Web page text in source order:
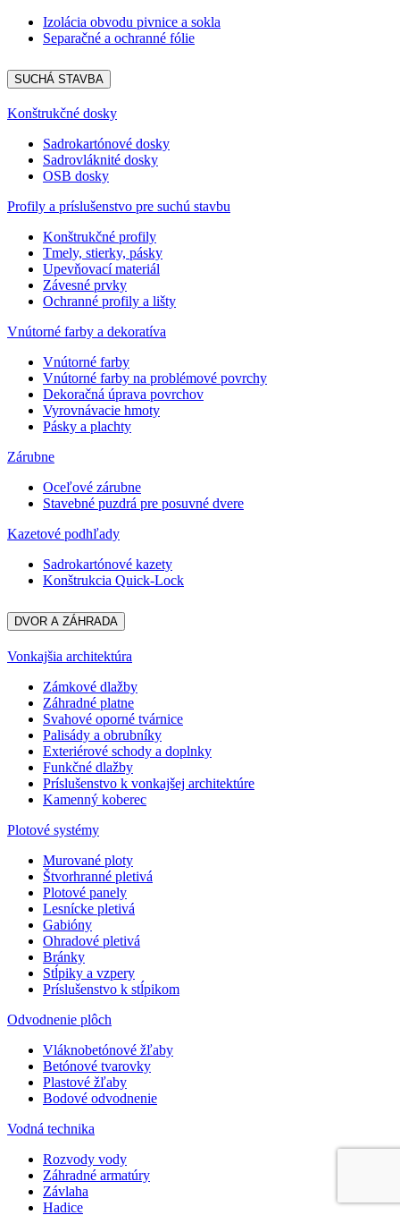
Izolácia obvodu pivnice a sokla
Separačné a ochranné fólie
SUCHÁ STAVBA
Konštrukčné dosky
Sadrokartónové dosky
Sadrovláknité dosky
OSB dosky
Profily a príslušenstvo pre suchú stavbu
Konštrukčné profily
Tmely, stierky, pásky
Upevňovací materiál
Závesné prvky
Ochranné profily a lišty
Vnútorné farby a dekoratíva
Vnútorné farby
Vnútorné farby na problémové povrchy
Dekoračná úprava povrchov
Vyrovnávacie hmoty
Pásky a plachty
Zárubne
Oceľové zárubne
Stavebné puzdrá pre posuvné dvere
Kazetové podhľady
Sadrokartónové kazety
Konštrukcia Quick-Lock
DVOR A ZÁHRADA
Vonkajšia architektúra
Zámkové dlažby
Záhradné platne
Svahové oporné tvárnice
Palisády a obrubníky
Exteriérové schody a doplnky
Funkčné dlažby
Príslušenstvo k vonkajšej architektúre
Kamenný koberec
Plotové systémy
Murované ploty
Štvorhranné pletivá
Plotové panely
Lesnícke pletivá
Gabióny
Ohradové pletivá
Bránky
Stĺpiky a vzpery
Príslušenstvo k stĺpikom
Odvodnenie plôch
Vláknobetónové žľaby
Betónové tvarovky
Plastové žľaby
Bodové odvodnenie
Vodná technika
Rozvody vody
Záhradné armatúry
Závlaha
Hadice